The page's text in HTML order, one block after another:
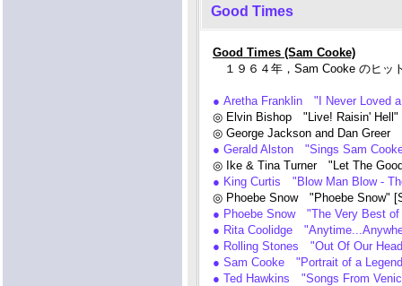
Good Times
Good Times (Sam Cooke)
１９６４年，Sam Cooke のヒッ
● Aretha Franklin "I Never Loved
◎ Elvin Bishop "Live! Raisin' Hell"
◎ George Jackson and Dan
● Gerald Alston "Sings Sam
◎ Ike & Tina Turner "Let The
● King Curtis "Blow Man Blow -
◎ Phoebe Snow "Phoebe Snow"
● Phoebe Snow "The Very Best
● Rita Coolidge
● Rolling Stones "Out Of Our
● Sam Cooke "Portrait of a
● Ted Hawkins "Songs From